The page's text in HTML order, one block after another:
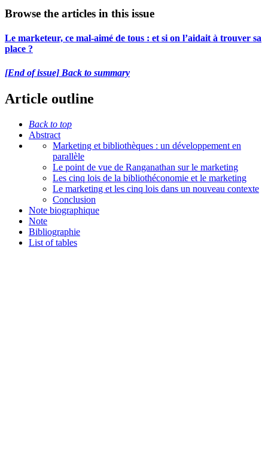
Browse the articles in this issue
Le marketeur, ce mal-aimé de tous : et si on l’aidait à trouver sa
place ?
[End of issue] Back to summary
Article outline
Back to top
Abstract
Marketing et bibliothèques : un développement en
parallèle
Le point de vue de Ranganathan sur le marketing
Les cinq lois de la bibliothéconomie et le marketing
Le marketing et les cinq lois dans un nouveau contexte
Conclusion
Note biographique
Note
Bibliographie
List of tables